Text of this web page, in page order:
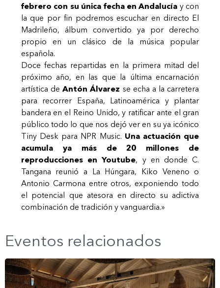
febrero con su única fecha en Andalucía y con
la que por fin podremos escuchar en directo El
Madrileño, álbum convertido ya por derecho
propio en un clásico de la música popular
española.
Doce fechas repartidas en la primera mitad del
próximo año, en las que la última encarnación
artística deAntón Álvarez se echa a la carretera
para recorrer España, Latinoamérica y plantar
bandera en el Reino Unido, y ratificar ante el gran
público todo lo que nos dejó ver en su ya icónico
Tiny Desk para NPR Music. Una actuación que
acumula ya más de 20 millones de
reproducciones en Youtube, y en donde C.
Tangana reunió a La Húngara, Kiko Veneno o
Antonio Carmona entre otros, exponiendo todo
el potencial que atesora en directo su adictiva
combinación de tradición y vanguardia.»
Eventos relacionados